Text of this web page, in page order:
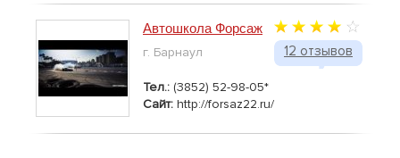
12 отзывов
Автошкола Форсаж
г. Барнаул
Тел.: (3852) 52-98-05*
Сайт: http://forsaz22.ru/